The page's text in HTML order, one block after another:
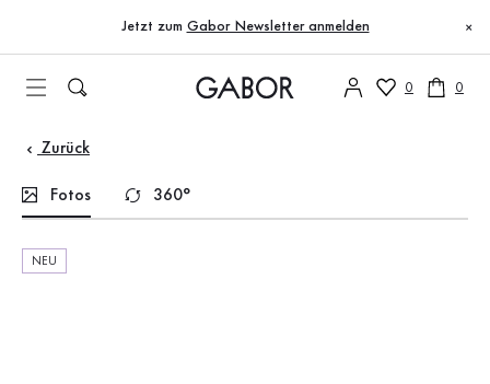
Zum Inhaltsverzeichnis
Zur Hauptnavigation
Jetzt zum Gabor Newsletter anmelden ×
0 0
Zurück
Fotos 360°
NEU